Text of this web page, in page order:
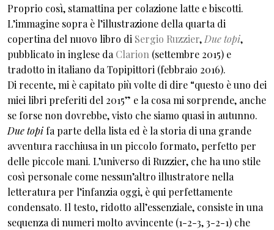
Proprio così, stamattina per colazione latte e biscotti.
L’immagine sopra è l’illustrazione della quarta di
copertina del nuovo libro di Sergio Ruzzier, Due topi,
pubblicato in inglese da Clarion (settembre 2015) e
tradotto in italiano da Topipittori (febbraio 2016).
Di recente, mi è capitato più volte di dire “questo è uno dei
miei libri preferiti del 2015” e la cosa mi sorprende, anche
se forse non dovrebbe, visto che siamo quasi in autunno.
Due topi fa parte della lista ed è la storia di una grande
avventura racchiusa in un piccolo formato, perfetto per
delle piccole mani. L’universo di Ruzzier, che ha uno stile
così personale come nessun’altro illustratore nella
letteratura per l’infanzia oggi, è qui perfettamente
condensato. Il testo, ridotto all’essenziale, consiste in una
sequenza di numeri molto avvincente (1-2-3, 3-2-1) che